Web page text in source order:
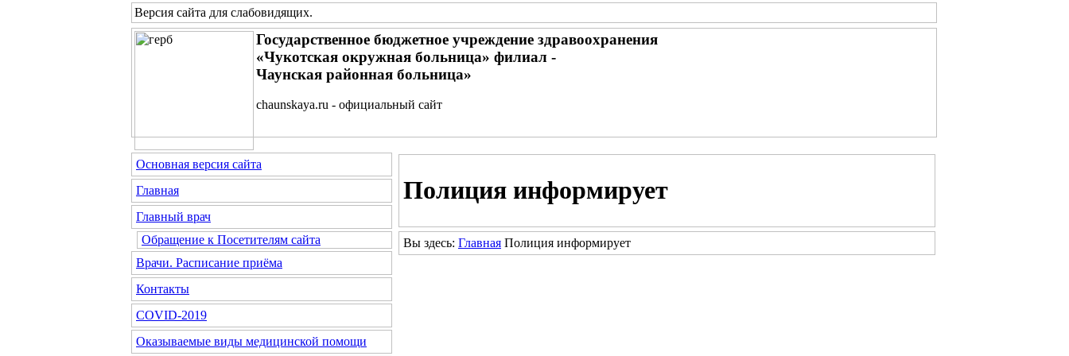
Версия сайта для слабовидящих.
Государственное бюджетное учреждение здравоохранения
«Чукотская окружная больница» филиал -
Чаунская районная больница»
chaunskaya.ru - официальный сайт
Основная версия сайта
Главная
Главный врач
Обращение к Посетителям сайта
Врачи. Расписание приёма
Контакты
COVID-2019
Оказываемые виды медицинской помощи
Полиция информирует
Вы здесь: Главная Полиция информирует